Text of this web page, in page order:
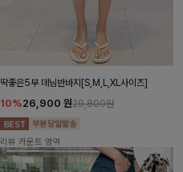
딱좋은5부 데님반바지[S,M,L,XL사이즈]
10%26,900 원29,800원
리뷰 카운트 영역